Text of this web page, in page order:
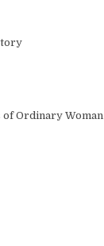
Ordinary Woman